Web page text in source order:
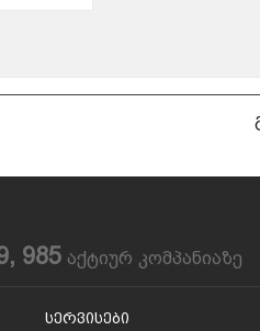
985 აქტიურ კომპანიაზე
Სერვისები